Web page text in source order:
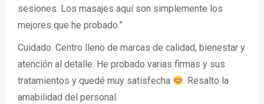
sesiones. Los masajes aquí son simplemente los
mejores que he probado.”
Cuidado. Centro lleno de marcas de calidad, bienestar y
atención al detalle. He probado varias firmas y sus
tratamientos y quedé muy satisfecha
. Resalto la
amabilidad del personal.